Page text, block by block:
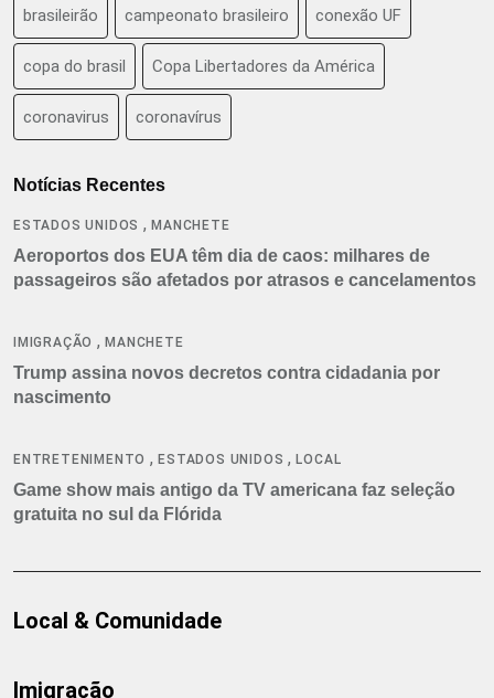
brasileirão campeonato brasileiro conexão UF
copa do brasil Copa Libertadores da América
coronavirus coronavírus
Notícias Recentes
ESTADOS UNIDOS ,MANCHETE
Aeroportos dos EUA têm dia de caos: milhares de
passageiros são afetados por atrasos e cancelamentos
IMIGRAÇÃO ,MANCHETE
Trump assina novos decretos contra cidadania por
nascimento
ENTRETENIMENTO ,ESTADOS UNIDOS ,LOCAL
Game show mais antigo da TV americana faz seleção
gratuita no sul da Flórida
Local & Comunidade
Imigração